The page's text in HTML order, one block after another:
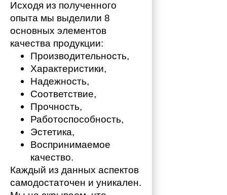
Исходя из полученного
опыта мы выделили 8
основных элементов
качества продукции:
Производительность,
Характеристики,
Надежность,
Соответствие,
Прочность,
Работоспособность,
Эстетика,
Воспринимаемое
качество.
Каждый из данных аспектов
самодостаточен и уникален.